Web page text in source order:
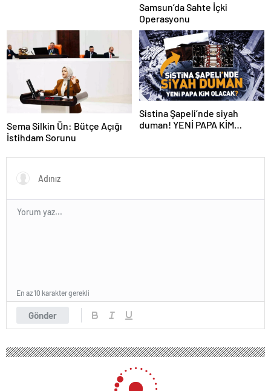
Samsun’da Sahte İçki
Operasyonu
Sema Silkin Ün: Bütçe Açığı
İstihdam Sorunu
Sistina Şapeli’nde siyah
duman! YENİ PAPA KİM
Gönder
En az 10 karakter gerekli